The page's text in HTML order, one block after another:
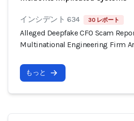
インシデント 634 30 レポート
Alleged Deepfake CFO Scam
Multinational Engineering Firm
もっと